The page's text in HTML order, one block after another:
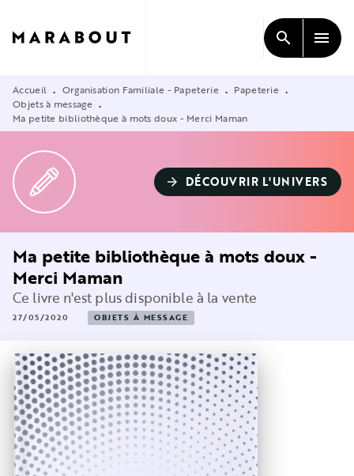
CONTENU
search menu
Accueil • Organisation Familiale - Papeterie • Papeterie •
Objets à message •
Ma petite bibliothèque à mots doux - Merci Maman
arrow_forward DÉCOUVRIR L'UNIVERS
Ma petite bibliothèque à mots doux -
Merci Maman
Ce livre n'est plus disponible à la vente
27/05/2020 OBJETS À MESSAGE